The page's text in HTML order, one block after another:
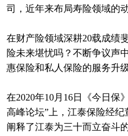
司，近年来布局寿险领域的
在财产险领域深耕20载成绩
险未来堪忧吗？不断争议声
惠保险和私人保险的服务升
在2020年10月16日《今日保
高峰论坛”上，江泰保险经
阐释了江泰为三十而立奋斗